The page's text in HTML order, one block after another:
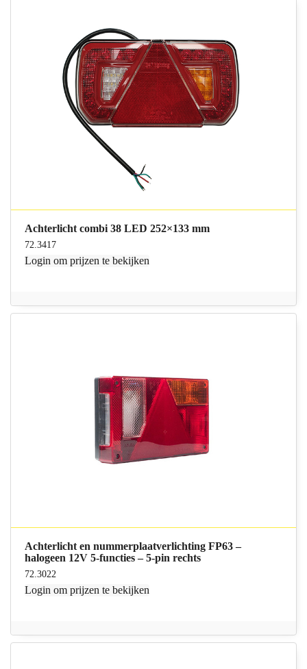
Achterlicht combi 38 LED 252×133 mm
72.3417
Login om prijzen te bekijken
Achterlicht en nummerplaatverlichting FP63 –
halogeen 12V 5-functies – 5-pin rechts
72.3022
Login om prijzen te bekijken